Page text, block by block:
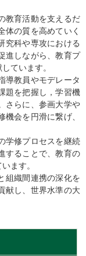
教育活動を支えるだ
体の質を高めていく
究科や専攻における
進しながら、教育プ
ています。
導教員やモデレータ
題を把握し，学習機
さらに、参画大学や
会を円滑に繋げ、
学修プロセスを継続
することで、教育の
ます。
組織間連携の深化を
献し、世界水準の大